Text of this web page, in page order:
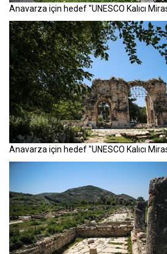
Anavarza için hedef "UNESCO Kalıcı
Anavarza için hedef "UNESCO Kalıcı